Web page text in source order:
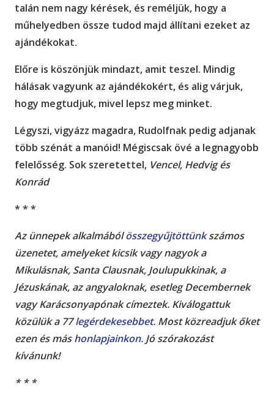
talán nem nagy kérések, és reméljük, hogy a
műhelyedben össze tudod majd állítani ezeket az
ajándékokat.
Előre is köszönjük mindazt, amit teszel. Mindig
hálásak vagyunk az ajándékokért, és alig várjuk,
hogy megtudjuk, mivel lepsz meg minket.
Légyszi, vigyázz magadra, Rudolfnak pedig adjanak
több szénát a manóid! Mégiscsak övé a legnagyobb
felelősség. Sok szeretettel, Vencel, Hedvig és
Konrád
* * *
Az ünnepek alkalmábólösszegyűjtöttünkszámos
üzenetet, amelyeket kicsik vagy nagyok a
Mikulásnak, Santa Clausnak, Joulupukkinak, a
Jézuskának, az angyaloknak, esetleg Decembernek
vagy Karácsonyapónak címeztek. Kiválogattuk
közülük a 77legérdekesebbet. Most közreadjuk őket
ezen és máshonlapjainkon. Jó szórakozást
kívánunk!
* * *